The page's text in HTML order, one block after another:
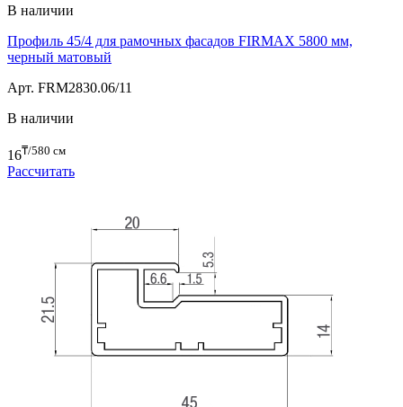
В наличии
Профиль 45/4 для рамочных фасадов FIRMAX 5800 мм,
черный матовый
Арт. FRM2830.06/11
В наличии
16₸/580 см
Рассчитать